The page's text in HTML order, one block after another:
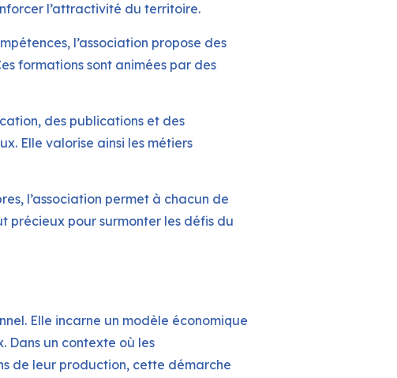
l’attractivité du territoire.
l’association propose des
formations sont animées par des
des publications et des
Elle valorise ainsi les métiers
l’association permet à chacun de
précieux pour surmonter les défis du
Elle incarne un modèle économique
un contexte où les
de leur production, cette démarche